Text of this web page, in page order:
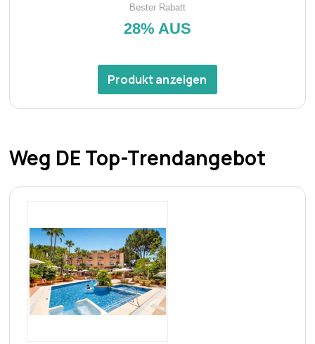
Bester Rabatt
28% AUS
Produkt anzeigen
Weg DE Top-Trendangebot